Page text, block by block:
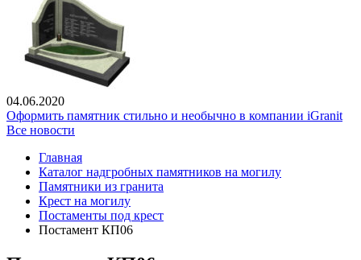
04.06.2020
Оформить памятник стильно и необычно в компании iGranit
Все новости
Главная
Каталог надгробных памятников на могилу
Памятники из гранита
Крест на могилу
Постаменты под крест
Постамент КП06